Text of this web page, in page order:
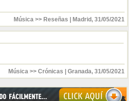
Música >> Reseñas Madrid , 31/05/2021
Música >> Crónicas Granada, 31/05/2021